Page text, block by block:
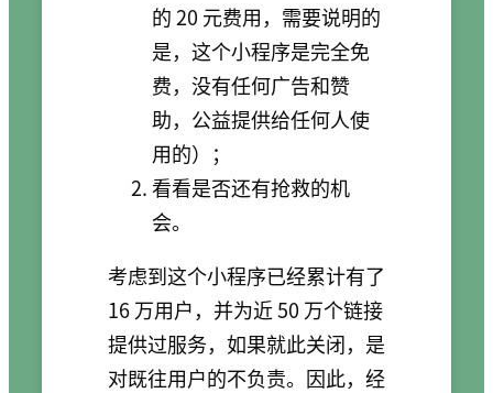
的 20 元费用，需要说明的
是，这个小程序是完全免
费，没有任何广告和赞
助，公益提供给任何人使
用的）；
看看是否还有抢救的机
会。
考虑到这个小程序已经累计有了
16 万用户，并为近 50 万个链接
提供过服务，如果就此关闭，是
对既往用户的不负责。因此，经